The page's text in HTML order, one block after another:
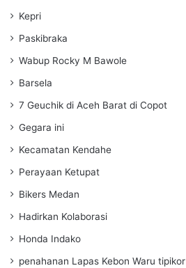
Kepri
Paskibraka
Wabup Rocky M Bawole
Barsela
7 Geuchik di Aceh Barat di Copot
Gegara ini
Kecamatan Kendahe
Perayaan Ketupat
Bikers Medan
Hadirkan Kolaborasi
Honda Indako
penahanan Lapas Kebon Waru tipikor